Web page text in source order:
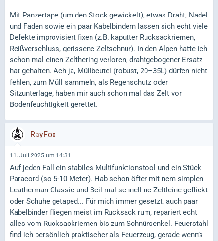
Mit Panzertape (um den Stock gewickelt), etwas Draht, Nadel
und Faden sowie ein paar Kabelbindern lassen sich echt viele
Defekte improvisiert fixen (z.B. kaputter Rucksackriemen,
Reißverschluss, gerissene Zeltschnur). In den Alpen hatte ich
schon mal einen Zelthering verloren, drahtgebogener Ersatz
hat gehalten. Ach ja, Müllbeutel (robust, 20–35L) dürfen nicht
fehlen, zum Müll sammeln, als Regenschutz oder
Sitzunterlage, haben mir auch schon mal das Zelt vor
Bodenfeuchtigkeit gerettet.
RayFox
11. Juli 2025 um 14:31
Auf jeden Fall ein stabiles Multifunktionstool und ein Stück
Paracord (so 5-10 Meter). Hab schon öfter mit nem simplen
Leatherman Classic und Seil mal schnell ne Zeltleine geflickt
oder Schuhe getaped... Für mich immer gesetzt, auch paar
Kabelbinder fliegen meist im Rucksack rum, repariert echt
alles vom Rucksackriemen bis zum Schnürsenkel. Feuerstahl
find ich persönlich praktischer als Feuerzeug, gerade wenn’s